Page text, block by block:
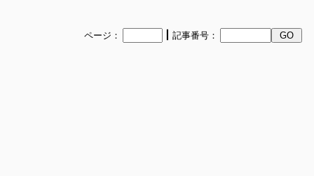
ページ： 記事番号：